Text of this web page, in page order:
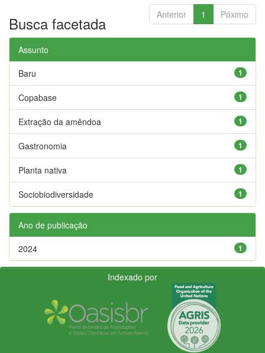
Anterior 1 Póximo
Busca facetada
Assunto
1
Baru
1
Copabase
1
Extração da amêndoa
1
Gastronomia
1
Planta nativa
1
Sociobiodiversidade
Ano de publicação
1
2024
Indexado por